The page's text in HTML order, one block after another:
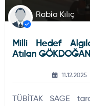
Rabia Kılıç
Milli Hedef
Atılan
11.12.2025
TÜBİTAK SAGE